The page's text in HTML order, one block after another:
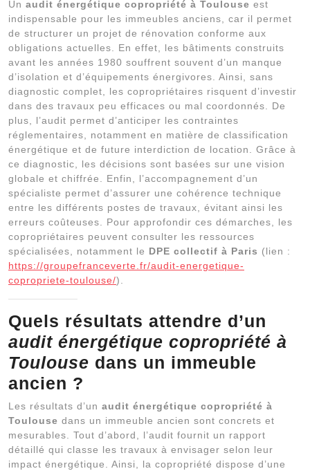
Un audit énergétique copropriété à Toulouse est
indispensable pour les immeubles anciens, car il permet
de structurer un projet de rénovation conforme aux
obligations actuelles. En effet, les bâtiments construits
avant les années 1980 souffrent souvent d’un manque
d’isolation et d’équipements énergivores. Ainsi, sans
diagnostic complet, les copropriétaires risquent d’investir
dans des travaux peu efficaces ou mal coordonnés. De
plus, l’audit permet d’anticiper les contraintes
réglementaires, notamment en matière de classification
énergétique et de future interdiction de location. Grâce à
ce diagnostic, les décisions sont basées sur une vision
globale et chiffrée. Enfin, l’accompagnement d’un
spécialiste permet d’assurer une cohérence technique
entre les différents postes de travaux, évitant ainsi les
erreurs coûteuses. Pour approfondir ces démarches, les
copropriétaires peuvent consulter les ressources
spécialisées, notamment le DPE collectif à Paris (lien :
https://groupefranceverte.fr/audit-energetique-
copropriete-toulouse/).
Quels résultats attendre d’un
audit énergétique copropriété à
Toulouse dans un immeuble
ancien ?
Les résultats d’un audit énergétique copropriété à
Toulouse dans un immeuble ancien sont concrets et
mesurables. Tout d’abord, l’audit fournit un rapport
détaillé qui classe les travaux à envisager selon leur
impact énergétique. Ainsi, la copropriété dispose d’une